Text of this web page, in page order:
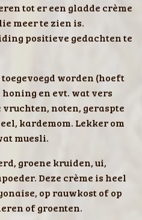
tot er een gladde crème
meer te zien is.
positieve gedachten te
worden (hoeft
en evt. wat vers
noten, geraspte
kardemom. Lekker om
muesli.
groene kruiden, ui,
Deze crème is heel
op rauwkost of op
of groenten.